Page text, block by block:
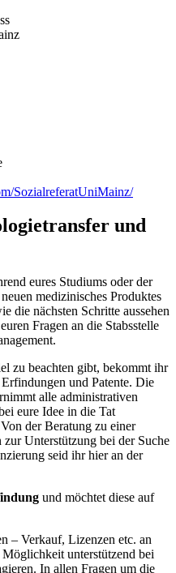
SozialreferatUniMainz/
und
eures Studiums oder der
medizinisches Produktes
die nächsten Schritte aussehen
Fragen an die Stabsstelle
zu beachten gibt, bekommt ihr
und Patente. Die
alle administrativen
eure Idee in die Tat
der Beratung zu einer
Unterstützung bei der Suche
seid ihr hier an der
und möchtet diese auf
– Verkauf, Lizenzen etc. an
unterstützend bei
In allen Fragen um die